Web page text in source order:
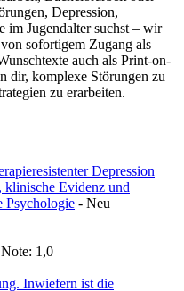
Depression,
im Jugendalter suchst – wir
sofortigem Zugang als
auch als Print-on-
dir, komplexe Störungen zu
zu erarbeiten.
Depression
klinische Evidenz und
Psychologie - Neu
1,0
Inwiefern ist die